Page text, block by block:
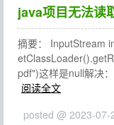
java项目无法读
摘要： InputStream
pdf")这样是null解决
阅读全文
posted @ 2023-